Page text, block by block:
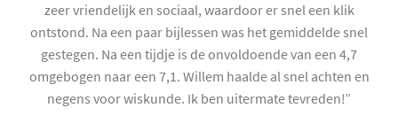
zeer vriendelijk en sociaal, waardoor er snel een klik
ontstond. Na een paar bijlessen was het gemiddelde snel
gestegen. Na een tijdje is de onvoldoende van een 4,7
omgebogen naar een 7,1. Willem haalde al snel achten en
negens voor wiskunde. Ik ben uitermate tevreden!”